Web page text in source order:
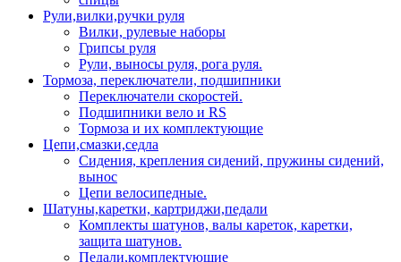
Рули,вилки,ручки руля
Вилки, рулевые наборы
Грипсы руля
Рули, выносы руля, рога руля.
Тормоза, переключатели, подшипники
Переключатели скоростей.
Подшипники вело и RS
Тормоза и их комплектующие
Цепи,смазки,седла
Сидения, крепления сидений, пружины сидений,
вынос
Цепи велосипедные.
Шатуны,каретки, картриджи,педали
Комплекты шатунов, валы кареток, каретки,
защита шатунов.
Педали,комплектующие